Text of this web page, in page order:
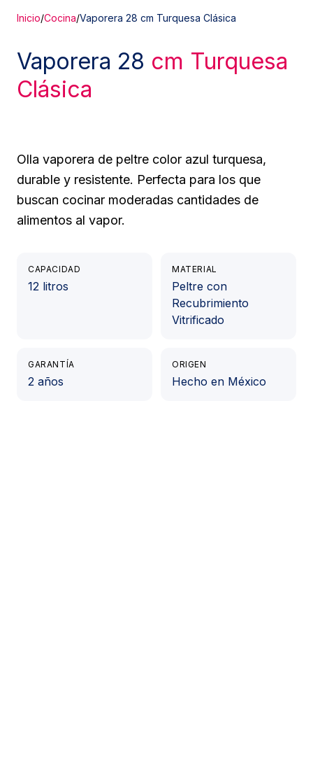
Inicio/Cocina/Vaporera 28 cm Turquesa Clásica
Vaporera 28 cm Turquesa
Clásica
Olla vaporera de peltre color azul turquesa,
durable y resistente. Perfecta para los que
buscan cocinar moderadas cantidades de
alimentos al vapor.
CAPACIDAD
12 litros
MATERIAL
Peltre con
Recubrimiento
Vitrificado
GARANTÍA
2 años
ORIGEN
Hecho en México